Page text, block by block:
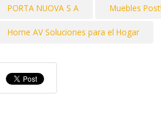
PORTA NUOVA S A Muebles
Home AV Soluciones para el Hogar